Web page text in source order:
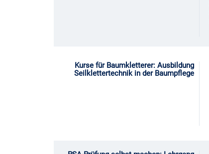
Kurse für Baumkletterer: Ausbildung
Seilklettertechnik in der Baumpflege